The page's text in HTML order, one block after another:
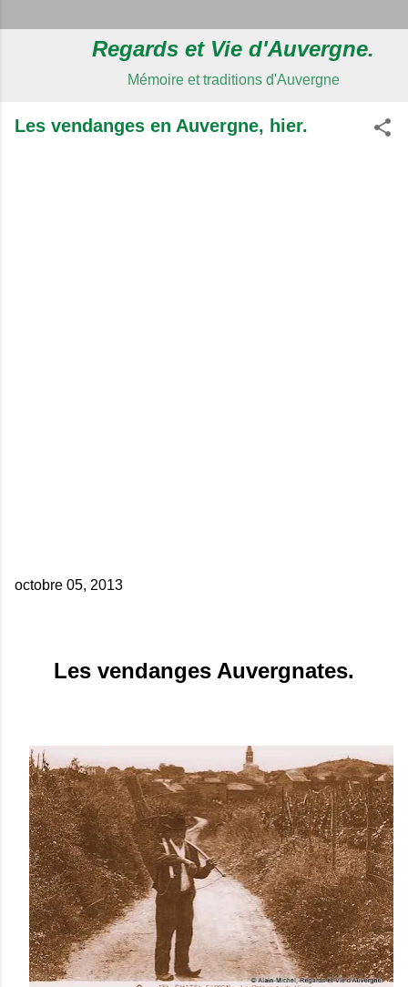
Regards et Vie d'Auvergne.
Mémoire et traditions d'Auvergne
Les vendanges en Auvergne, hier.
octobre 05, 2013
Les vendanges Auvergnates.